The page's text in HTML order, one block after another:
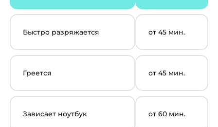
Быстро разряжается от 45 мин.
Греется от 45 мин.
Зависает ноутбук от 60 мин.